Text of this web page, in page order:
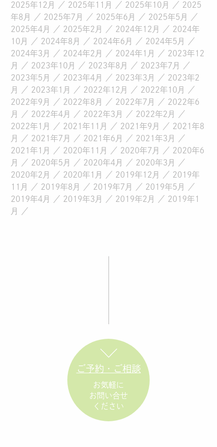
2025年12月
2025年11月 2025年10月
2025
年8月
2025年7月 2025年6月
2025年5月
2025年4月
2025年2月 2024年12月
2024年
10月
2024年8月 2024年6月
2024年5月
2024年3月
2024年2月 2024年1月
2023年12
月
2023年10月 2023年8月
2023年7月
2023年5月
2023年4月 2023年3月
2023年2
月
2023年1月 2022年12月
2022年10月
2022年9月
2022年8月 2022年7月
2022年6
月
2022年4月 2022年3月
2022年2月
2022年1月
2021年11月 2021年9月
2021年8
月
2021年7月 2021年6月
2021年3月
2021年1月
2020年11月 2020年7月
2020年6
月
2020年5月 2020年4月
2020年3月
2020年2月
2020年1月 2019年12月
2019年
11月
2019年8月 2019年7月
2019年5月
2019年4月
2019年3月 2019年2月
2019年1
月
ご予約・ご相談
お気軽に
お問い合せ
ください